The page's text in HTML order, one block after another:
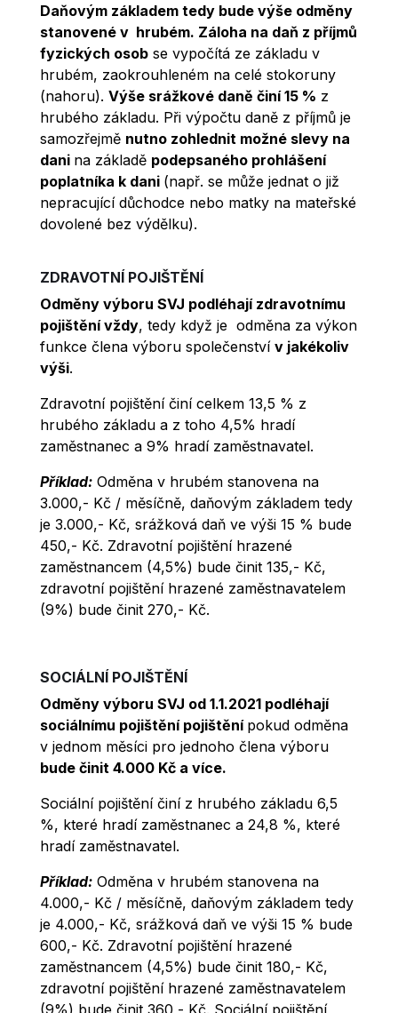
Daňovým základem tedy bude výše odměny
stanovené v hrubém. Záloha na daň z příjmů
fyzických osobse vypočítá ze základu v
hrubém, zaokrouhleném na celé stokoruny
(nahoru). Výše srážkové daně činí 15 % z
hrubého základu. Při výpočtu daně z příjmů je
samozřejmě nutno zohlednit možné slevy na
dani na základě podepsaného prohlášení
poplatníka k dani (např. se může jednat o již
nepracující důchodce nebo matky na mateřské
dovolené bez výdělku).
ZDRAVOTNÍ POJIŠTĚNÍ
Odměny výboru SVJ podléhají zdravotnímu
pojištění vždy, tedy když je odměna za výkon
funkce člena výboru společenství v jakékoliv
výši.
Zdravotní pojištění činí celkem 13,5 % z
hrubého základu a z toho 4,5% hradí
zaměstnanec a 9% hradí zaměstnavatel.
Příklad:Odměna v hrubém stanovena na
3.000,- Kč / měsíčně, daňovým základem tedy
je 3.000,- Kč, srážková daň ve výši 15 % bude
450,- Kč. Zdravotní pojištění hrazené
zaměstnancem (4,5%) bude činit 135,- Kč,
zdravotní pojištění hrazené zaměstnavatelem
(9%) bude činit 270,- Kč.
SOCIÁLNÍ POJIŠTĚNÍ
Odměny výboru SVJ od 1.1.2021 podléhají
sociálnímu pojištění pojištění pokud odměna
v jednom měsíci pro jednoho člena výboru
bude činit 4.000 Kč a více.
Sociální pojištění činí z hrubého základu 6,5
%, které hradí zaměstnanec a 24,8 %, které
hradí zaměstnavatel.
Příklad:Odměna v hrubém stanovena na
4.000,- Kč / měsíčně, daňovým základem tedy
je 4.000,- Kč, srážková daň ve výši 15 % bude
600,- Kč. Zdravotní pojištění hrazené
zaměstnancem (4,5%) bude činit 180,- Kč,
zdravotní pojištění hrazené zaměstnavatelem
(9%) bude činit 360,- Kč. Sociální pojištění